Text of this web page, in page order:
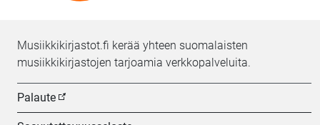
Musiikkikirjastot.fi kerää yhteen suomalaisten
musiikkikirjastojen tarjoamia verkkopalveluita.
Palaute